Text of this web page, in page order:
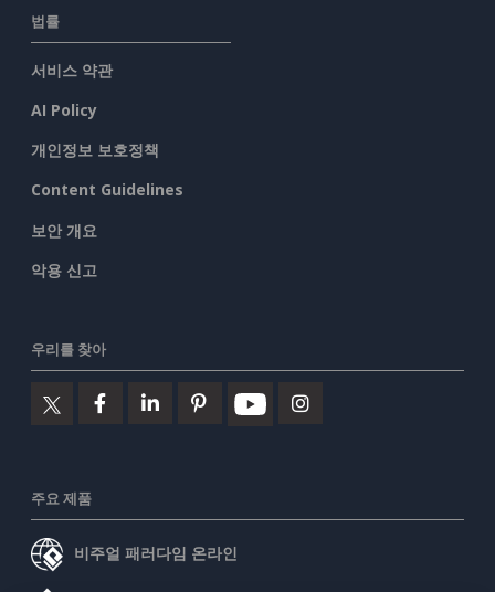
법률
서비스 약관
AI Policy
개인정보 보호정책
Content Guidelines
보안 개요
악용 신고
우리를 찾아
주요 제품
비주얼 패러다임 온라인